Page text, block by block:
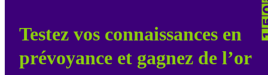
Testez vos connaissances en
prévoyance et gagnez de l’or